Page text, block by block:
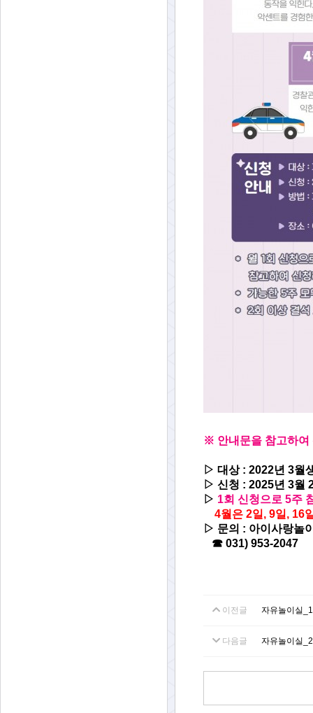
※ 안내문을 참고하
▷ 대상 : 2022년 3월
▷ 신청 : 2025년 3월
▷ 1회 신청으로 5주
4월은 2일, 9일, 16
▷ 문의 : 아이사랑놀
☎ 031) 953-2047
이전글 자유놀이실
다음글 자유놀이실